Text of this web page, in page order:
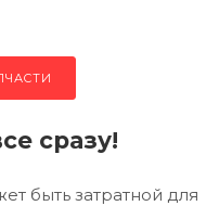
сразу!
быть затратной для